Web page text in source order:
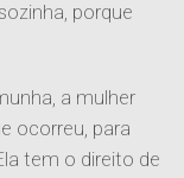
porque
a mulher
ocorreu, para
tem o direito de